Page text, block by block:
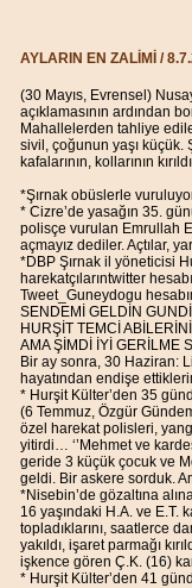
AYLARIN EN ZALİMİ /
(30 Mayıs, Evrensel)
açıklamasının ardından
Mahallelerden tahliye
sivil, çoğunun yaşı
kafalarının, kollarının
*Şırnak obüslerle
* Cizre’de yasağın 35.
polisçe vurulan Emrullah
açmayız dediler. Açtılar,
*DBP Şırnak il yöneticisi
harekatçılarıntwitter
Tweet_Guneydogu
SENDEMİ GELDİN
HURŞİT TEMCİ
AMA ŞİMDİ İYİ GERİLME
Bir ay sonra, 30 Haziran:
hayatından endişe
* Hurşit Külter’den 35
(6 Temmuz, Özgür
özel harekat polisleri,
yitirdi… ‘’Mehmet ve
geride 3 küçük çocuk ve
geldi. Bir askere sorduk.
*Nisebin’de gözaltına
16 yaşındaki H.A. ve E.T.
topladıklarını, saatlerce
yakıldı, işaret parmağı
işkence gören Ç.K. (16)
* Hurşit Külter’den 41